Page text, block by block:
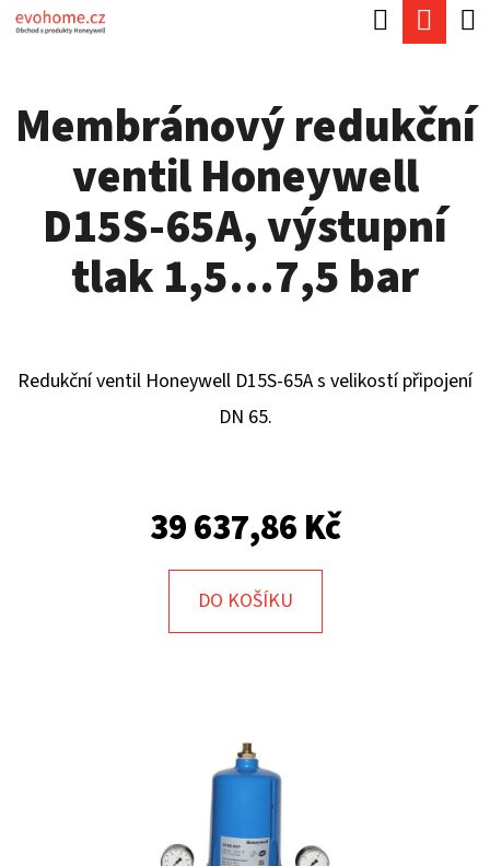
Přejít
Hledat
Membránový redukční
ventil Honeywell
D15S-65A, výstupní
tlak 1,5...7,5 bar
Redukční ventil Honeywell D15S-65A s velikostí připojení
DN 65.
39 637,86 Kč
DO KOŠÍKU
K
C
B